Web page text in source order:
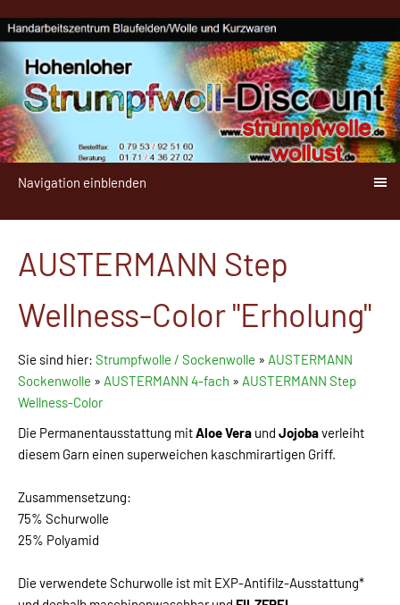
Navigation einblenden
AUSTERMANN Step
Wellness-Color "Erholung"
Sie sind hier: Strumpfwolle / Sockenwolle » AUSTERMANN
Sockenwolle » AUSTERMANN 4-fach » AUSTERMANN Step
Wellness-Color
Die Permanentausstattung mitAloe Vera und Jojobaverleiht
diesem Garn einen superweichen kaschmirartigen Griff.
Zusammensetzung:
75% Schurwolle
25% Polyamid
Die verwendete Schurwolle ist mit EXP-Antifilz-Ausstattung*